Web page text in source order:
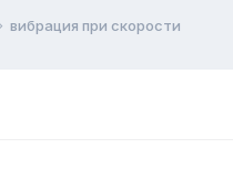
вибрация при скорости